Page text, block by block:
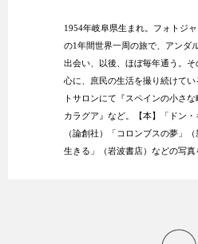
1954年岐阜県生まれ。フォトジ
の1年間世界一周の旅で、アンダ
出会い、以後、ほぼ毎年通う。
心に、庶民の生活を撮り続けて
トサロンにて『スペインの小さ
カラグア』など。【本】「ドン・
（論創社）「コロンブスの夢」
生きる」（岩波書店）などの写真